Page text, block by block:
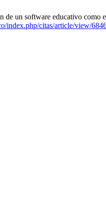
un software educativo como
index.php/citas/article/view/